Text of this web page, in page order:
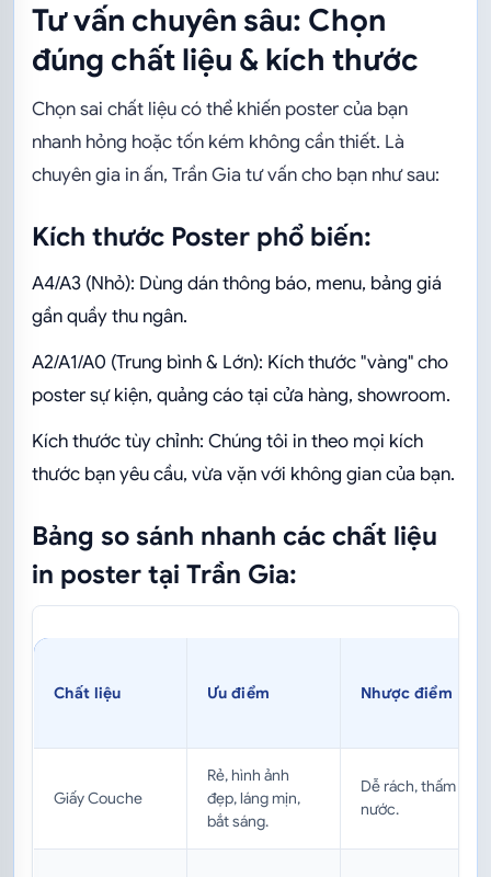
Tư vấn chuyên sâu: Chọn
đúng chất liệu & kích thước
Chọn sai chất liệu có thể khiến poster của bạn
nhanh hỏng hoặc tốn kém không cần thiết. Là
chuyên gia in ấn, Trần Gia tư vấn cho bạn như sau:
Kích thước Poster phổ biến:
A4/A3 (Nhỏ): Dùng dán thông báo, menu, bảng giá
gần quầy thu ngân.
A2/A1/A0 (Trung bình & Lớn): Kích thước "vàng" cho
poster sự kiện, quảng cáo tại cửa hàng, showroom.
Kích thước tùy chỉnh: Chúng tôi in theo mọi kích
thước bạn yêu cầu, vừa vặn với không gian của bạn.
Bảng so sánh nhanh các chất liệu
in poster tại Trần Gia:
Chất liệu Ưu điểm Nhược điểm
Giấy Couche
Rẻ, hình ảnh
đẹp, láng mịn,
bắt sáng.
Dễ rách, thấm
nước.